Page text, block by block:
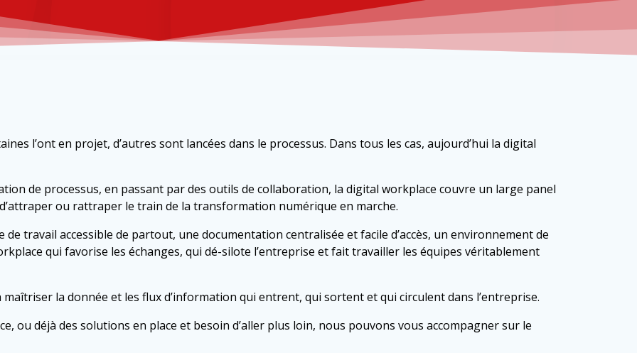
l’ont en projet, d’autres sont lancées dans le processus. Dans tous les cas, aujourd’hui la digital
de processus, en passant par des outils de collaboration, la digital workplace couvre un large panel
ou rattraper le train de la transformation numérique en marche.
travail accessible de partout, une documentation centralisée et facile d’accès, un environnement de
qui favorise les échanges, qui dé-silote l’entreprise et fait travailler les équipes véritablement
la donnée et les flux d’information qui entrent, qui sortent et qui circulent dans l’entreprise.
ou déjà des solutions en place et besoin d’aller plus loin, nous pouvons vous accompagner sur le